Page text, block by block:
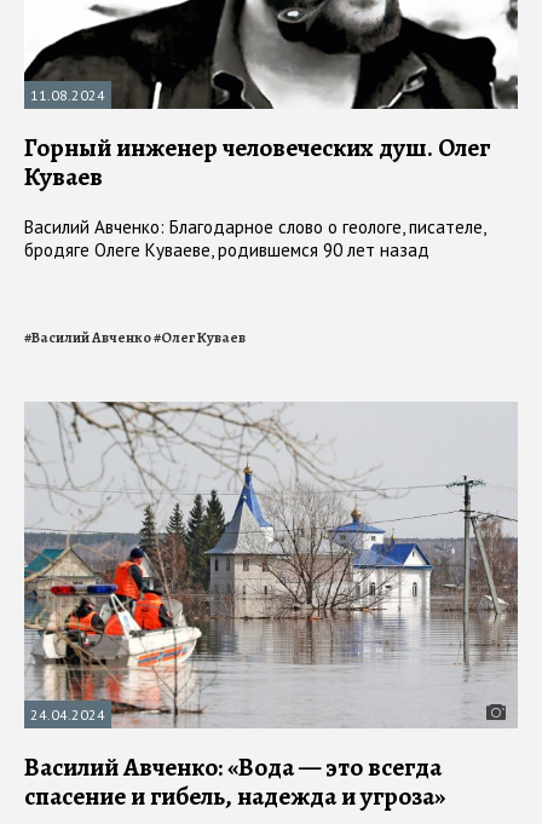
11.08.2024
Горный инженер человеческих душ. Олег
Куваев
Василий Авченко: Благодарное слово о геологе, писателе,
бродяге Олеге Куваеве, родившемся 90 лет назад
#Василий Авченко#Олег Куваев
24.04.2024
Василий Авченко: «Вода — это всегда
спасение и гибель, надежда и угроза»